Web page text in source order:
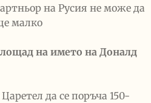
на Русия не може да
малко
на името на Доналд
да се поръча 150-